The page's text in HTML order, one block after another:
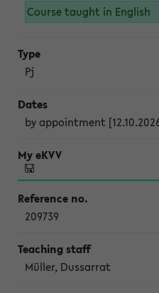
Course taught in English
Pj
by appointment
209739
Müller, Dussarrat